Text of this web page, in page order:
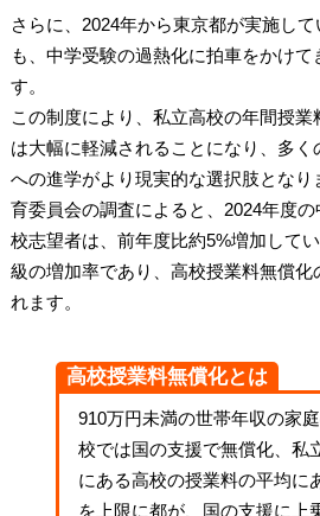
さらに、2024年から東京都が実施し
も、中学受験の過熱化に拍車をかけて
す。
この制度により、私立高校の年間授業
は大幅に軽減されることになり、多
への進学がより現実的な選択肢となり
育委員会の調査によると、2024年度
校志望者は、前年度比約5%増加して
級の増加率であり、高校授業料無償化
れます。
高校授業料無償化とは
910万円未満の世帯年収の家
校では国の支援で無償化、私
にある高校の授業料の平均に
を上限に都が、国の支援に上